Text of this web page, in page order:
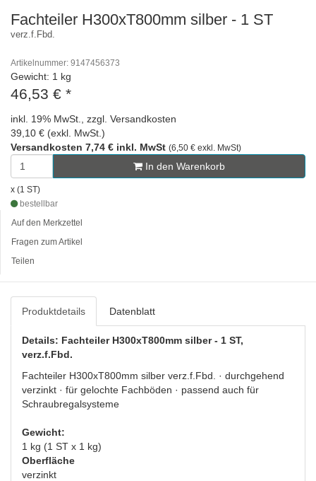
Fachteiler H300xT800mm silber - 1 ST
verz.f.Fbd.
Artikelnummer: 9147456373
Gewicht: 1 kg
46,53 € *
inkl. 19% MwSt., zzgl. Versandkosten
39,10 € (exkl. MwSt.)
Versandkosten 7,74 € inkl. MwSt (6,50 € exkl. MwSt)
In den Warenkorb
x (1 ST)
bestellbar
Auf den Merkzettel
Fragen zum Artikel
Teilen
Produktdetails Datenblatt
Details: Fachteiler H300xT800mm silber - 1 ST,
verz.f.Fbd.
Fachteiler H300xT800mm silber verz.f.Fbd. · durchgehend
verzinkt · für gelochte Fachböden · passend auch für
Schraubregalsysteme
Gewicht:
1 kg (1 ST x 1 kg)
Oberfläche
verzinkt